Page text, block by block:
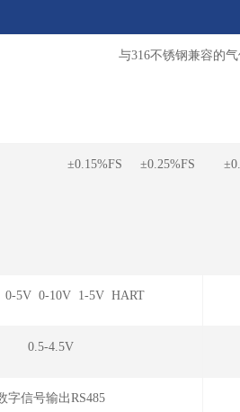
与316不锈钢兼容的
±0.15%FS ±0.25%FS
0-5V 0-10V 1-5V HART
0.5-4.5V
字信号输出RS485